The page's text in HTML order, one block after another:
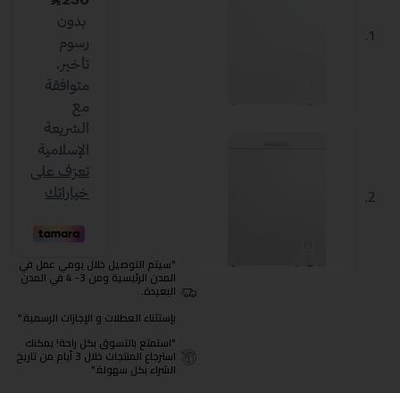
"سيتم التوصيل خلال يومي عمل في
المدن الرئيسية ومن 3- 4 في المدن
البعيدة.
بإستثناء العطلات و الإجازات الرسمية."
"استمتع بالتسوق بكل راحة! يمكنك
استرجاع المنتجات خلال 3 أيام من تاريخ
الشراء بكل سهولة."